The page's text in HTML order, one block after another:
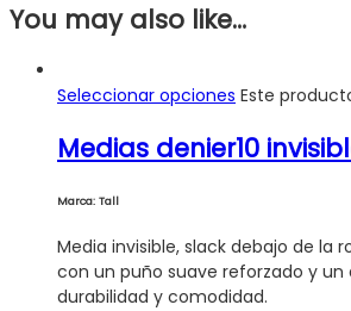
You may also like…
Seleccionar opciones Este
Medias denier10
Marca: Tall
Media invisible, slack debajo de la
con un puño suave reforzado y
durabilidad y comodidad.